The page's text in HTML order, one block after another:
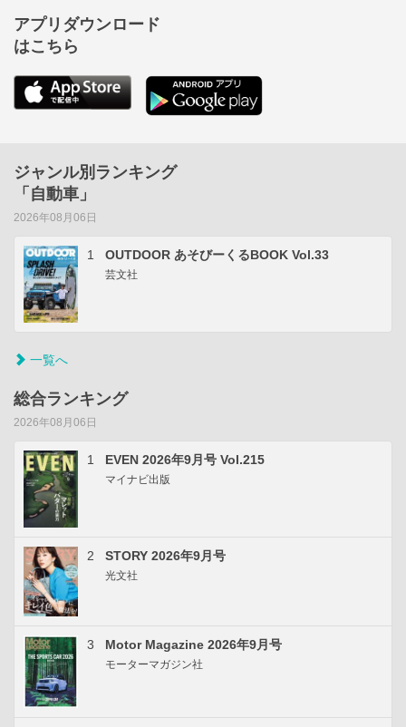
アプリダウンロード
はこちら
ジャンル別ランキング
「自動車」
2026年08月06日
1 OUTDOOR あそびーくるBOOK Vol.33
芸文社
一覧へ
総合ランキング
2026年08月06日
1 EVEN 2026年9月号 Vol.215
マイナビ出版
2 STORY 2026年9月号
光文社
3 Motor Magazine 2026年9月号
モーターマガジン社